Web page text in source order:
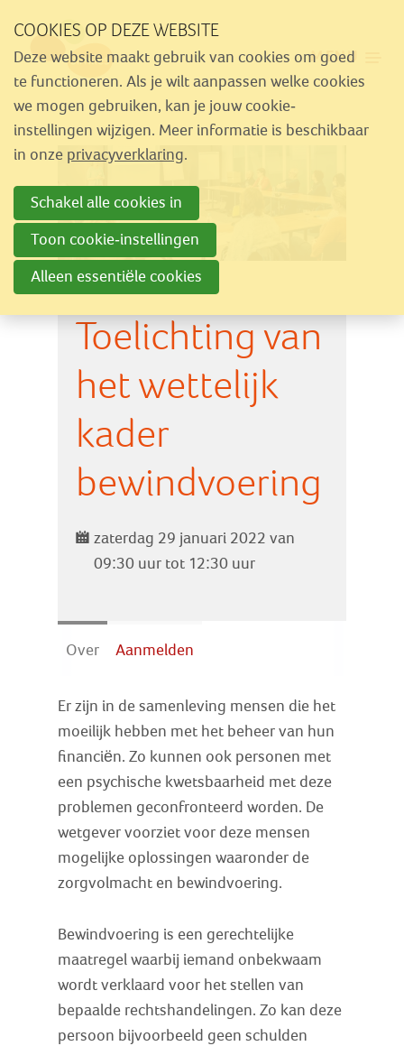
links
over
Spring
naar
navigatie
naar
hoofdinhoud
MENU
Toelichting van
het wettelijk
kader
bewindvoering
zaterdag 29 januari 2022 van
09:30 uur tot 12:30 uur
Over Aanmelden
Er zijn in de samenleving mensen die het
moeilijk hebben met het beheer van hun
financiën. Zo kunnen ook personen met
een psychische kwetsbaarheid met deze
problemen geconfronteerd worden. De
wetgever voorziet voor deze mensen
mogelijke oplossingen waaronder de
zorgvolmacht en bewindvoering.
Bewindvoering is een gerechtelijke
maatregel waarbij iemand onbekwaam
wordt verklaard voor het stellen van
bepaalde rechtshandelingen. Zo kan deze
persoon bijvoorbeeld geen schulden
Aanbod
Nieuws
Activiteiten
Over Similes
Contact
Lid worden
Vrijwilliger worden
Steun Similes
Inloggen
COOKIES OP DEZE WEBSITE
Deze website maakt gebruik van cookies om goed
te functioneren. Als je wilt aanpassen welke cookies
we mogen gebruiken, kan je jouw cookie-
instellingen wijzigen. Meer informatie is beschikbaar
in onze privacyverklaring.
Schakel alle cookies in
Toon cookie-instellingen
Alleen essentiële cookies